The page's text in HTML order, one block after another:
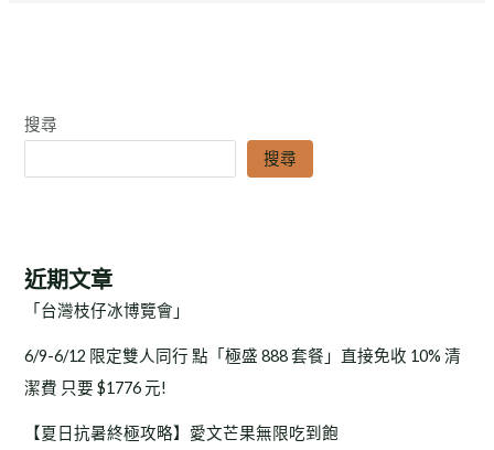
搜尋
搜尋
近期文章
「台灣枝仔冰博覽會」
6/9-6/12 限定雙人同行 點「極盛 888 套餐」直接免收 10% 清
潔費 只要 $1776 元!
【夏日抗暑終極攻略】愛文芒果無限吃到飽